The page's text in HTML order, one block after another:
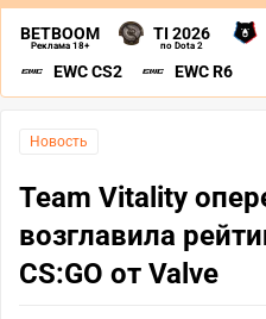
BETBOOM
Реклама 18+
TI 2026
по Dota 2
EWC CS2 EWC R6
Новость
Team Vitality
возглавила
CS:GO от Valve